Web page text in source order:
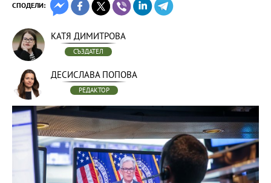
СПОДЕЛИ:
КАТЯ ДИМИТРОВА
СЪЗДАТЕЛ
ДЕСИСЛАВА ПОПОВА
РЕДАКТОР